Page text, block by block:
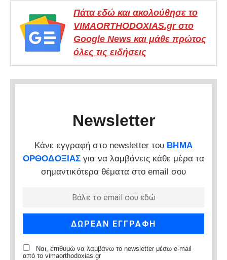
Πάτα εδώ και ακολούθησε το
VIMAORTHODOXIAS.gr στο
Google News και μάθε πρώτος
όλες τις ειδήσεις
Newsletter
Κάνε εγγραφή στο newsletter του ΒΗΜΑ
ΟΡΘΟΔΟΞΙΑΣ για να λαμβάνεις κάθε μέρα τα
σημαντικότερα θέματα στο email σου
Ναι, επιθυμώ να λαμβάνω το newsletter μέσω e-mail
από το vimaorthodoxias.gr